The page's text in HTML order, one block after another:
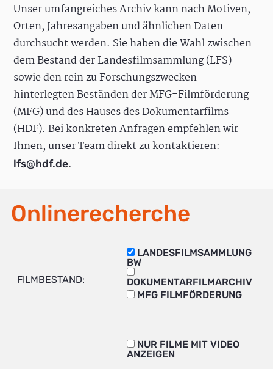
Unser umfangreiches Archiv kann nach Motiven,
Orten, Jahresangaben und ähnlichen Daten
durchsucht werden. Sie haben die Wahl zwischen
dem Bestand der Landesfilmsammlung (LFS)
sowie den rein zu Forschungszwecken
hinterlegten Beständen der MFG-Filmförderung
(MFG) und des Hauses des Dokumentarfilms
(HDF). Bei konkreten Anfragen empfehlen wir
Ihnen, unser Team direkt zu kontaktieren:
lfs@hdf.de.
Onlinerecherche
FILMBESTAND:
LANDESFILMSAMMLUNG
BW
DOKUMENTARFILMARCHIV
MFG FILMFÖRDERUNG
NUR FILME MIT VIDEO
ANZEIGEN